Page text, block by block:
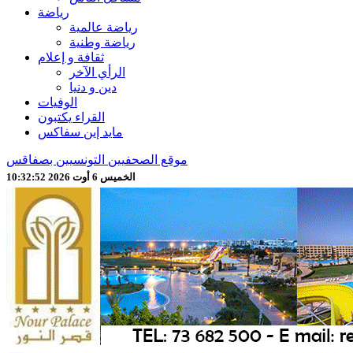
رياضة
رياضة عالمية
رياضة وطنية
ثقافة و إعلام
الرأي الآخر
دين و دنيا
الوفيات
القراء يكتبون
مايد إين سفاكس
موقع الصحفيين التونسيين بصفاقس
الخميس 6 أوت 2026 10:32:54